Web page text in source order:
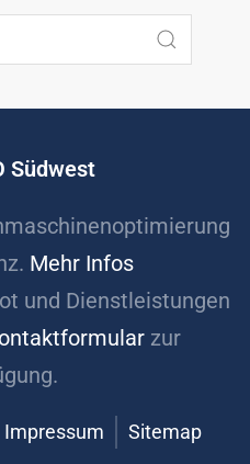
Südwest
Mehr Infos
und Dienstleistungen
zur
Impressum
Sitemap